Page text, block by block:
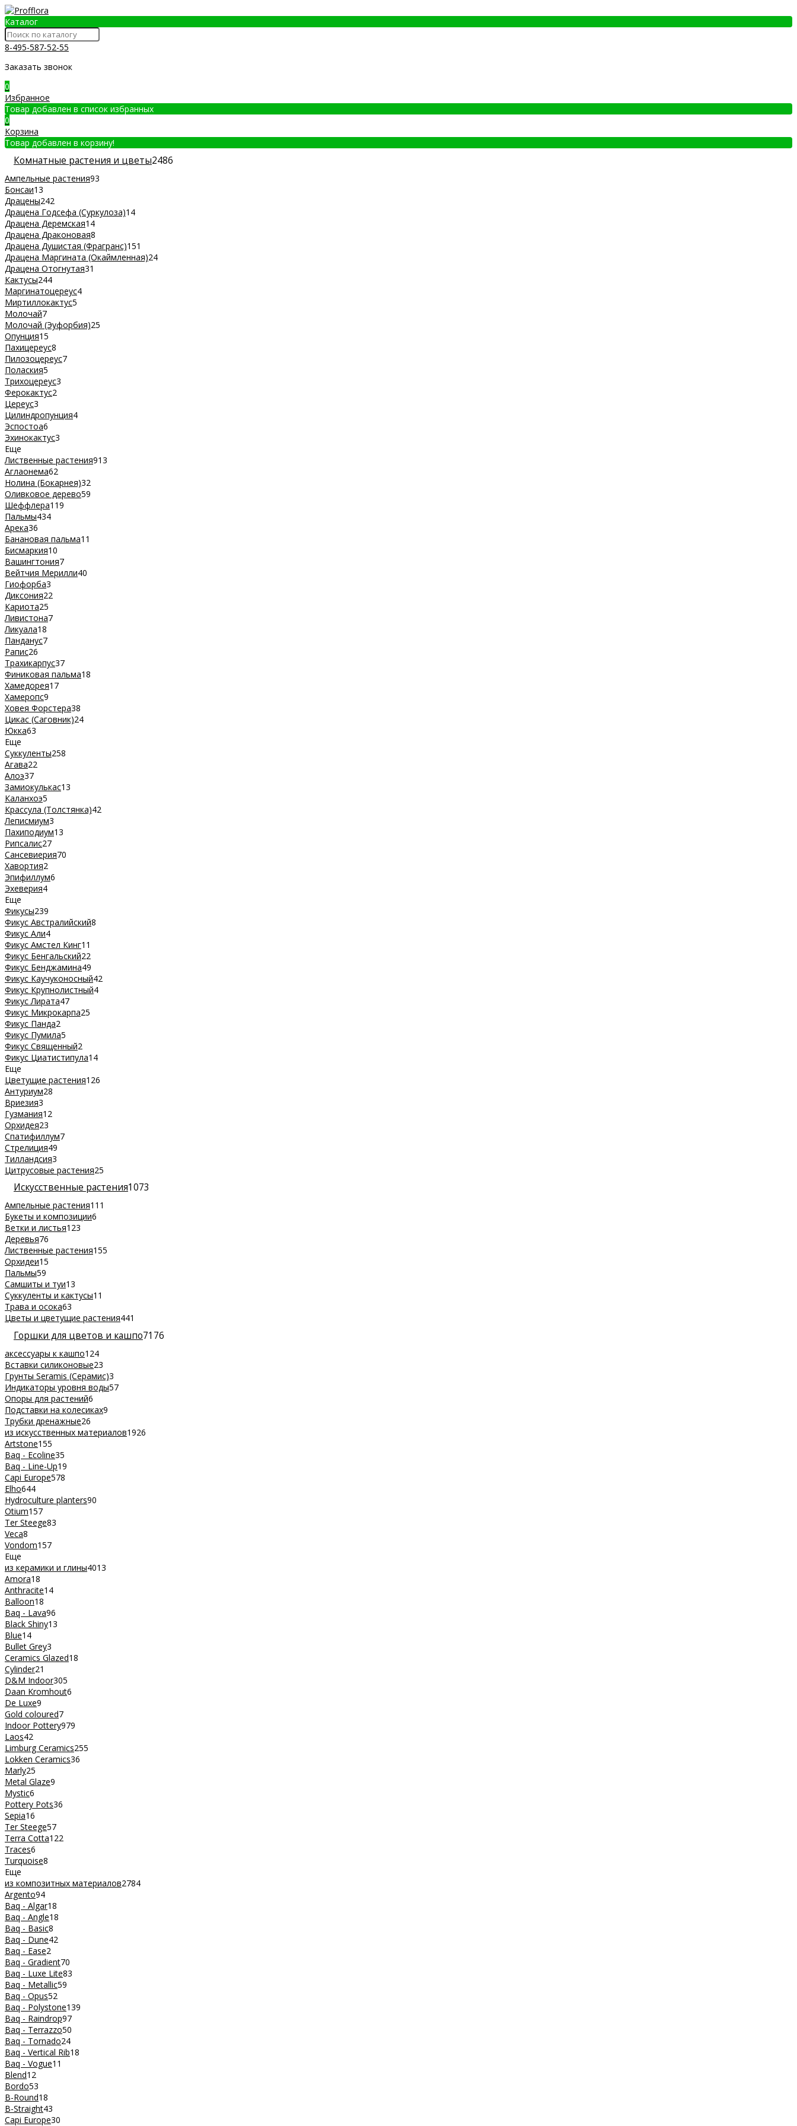
Каталог
8-495-587-52-55
Заказать звонок
0
Избранное
Товар добавлен в список избранных
0
Корзина
Товар добавлен в корзину!
Комнатные растения и цветы2486
Ампельные растения93
Бонсаи13
Драцены242
Драцена Годсефа (Суркулоза)14
Драцена Деремская14
Драцена Драконовая8
Драцена Душистая (Фрагранс)151
Драцена Маргината (Окаймленная)24
Драцена Отогнутая31
Кактусы244
Маргинатоцереус4
Миртиллокактус5
Молочай7
Молочай (Эуфорбия)25
Опунция15
Пахицереус8
Пилозоцереус7
Полаския5
Трихоцереус3
Ферокактус2
Цереус3
Цилиндропунция4
Эспостоа6
Эхинокактус3
Еще
Лиственные растения913
Аглаонема62
Нолина (Бокарнея)32
Оливковое дерево59
Шеффлера119
Пальмы434
Арека36
Банановая пальма11
Бисмаркия10
Вашингтония7
Вейтчия Мерилли40
Гиофорба3
Диксония22
Кариота25
Ливистона7
Ликуала18
Панданус7
Рапис26
Трахикарпус37
Финиковая пальма18
Хамедорея17
Хамеропс9
Ховея Форстера38
Цикас (Саговник)24
Юкка63
Еще
Суккуленты258
Агава22
Алоэ37
Замиокулькас13
Каланхоэ5
Крассула (Толстянка)42
Леписмиум3
Пахиподиум13
Рипсалис27
Сансевиерия70
Хавортия2
Эпифиллум6
Эхеверия4
Еще
Фикусы239
Фикус Австралийский8
Фикус Али4
Фикус Амстел Кинг11
Фикус Бенгальский22
Фикус Бенджамина49
Фикус Каучуконосный42
Фикус Крупнолистный4
Фикус Лирата47
Фикус Микрокарпа25
Фикус Панда2
Фикус Пумила5
Фикус Священный2
Фикус Циатистипула14
Еще
Цветущие растения126
Антуриум28
Вриезия3
Гузмания12
Орхидея23
Спатифиллум7
Стрелиция49
Тилландсия3
Цитрусовые растения25
Искусственные растения1073
Ампельные растения111
Букеты и композиции6
Ветки и листья123
Деревья76
Лиственные растения155
Орхидеи15
Пальмы59
Самшиты и туи13
Суккуленты и кактусы11
Трава и осока63
Цветы и цветущие растения441
Горшки для цветов и кашпо7176
аксессуары к кашпо124
Вставки силиконовые23
Грунты Seramis (Серамис)3
Индикаторы уровня воды57
Опоры для растений6
Подставки на колесиках9
Трубки дренажные26
из искусственных материалов1926
Artstone155
Baq - Ecoline35
Baq - Line-Up19
Capi Europe578
Elho644
Hydroculture planters90
Otium157
Ter Steege83
Veca8
Vondom157
Еще
из керамики и глины4013
Amora18
Anthracite14
Balloon18
Baq - Lava96
Black Shiny13
Blue14
Bullet Grey3
Ceramics Glazed18
Cylinder21
D&M Indoor305
Daan Kromhout6
De Luxe9
Gold coloured7
Indoor Pottery979
Laos42
Limburg Ceramics255
Lokken Ceramics36
Marly25
Metal Glaze9
Mystic6
Pottery Pots36
Sepia16
Ter Steege57
Terra Cotta122
Traces6
Turquoise8
Еще
из композитных материалов2784
Argento94
Baq - Algar18
Baq - Angle18
Baq - Basic8
Baq - Dune42
Baq - Ease2
Baq - Gradient70
Baq - Luxe Lite83
Baq - Metallic59
Baq - Opus52
Baq - Polystone139
Baq - Raindrop97
Baq - Terrazzo50
Baq - Tornado24
Baq - Vertical Rib18
Baq - Vogue11
Blend12
Bordo53
B-Round18
B-Straight43
Capi Europe30